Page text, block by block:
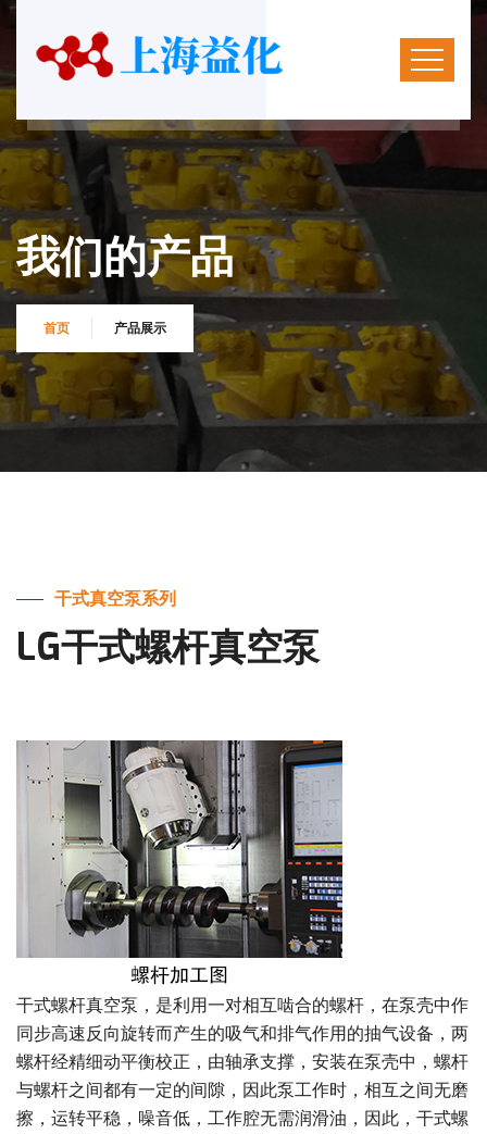
我们的产品
首页 产品展示
干式真空泵系列
LG干式螺杆真空泵
干式螺杆真空泵，是利用一对相互啮合的螺杆，在泵壳中作
同步高速反向旋转而产生的吸气和排气作用的抽气设备，两
螺杆经精细动平衡校正，由轴承支撑，安装在泵壳中，螺杆
与螺杆之间都有一定的间隙，因此泵工作时，相互之间无磨
擦，运转平稳，噪音低，工作腔无需润滑油，因此，干式螺